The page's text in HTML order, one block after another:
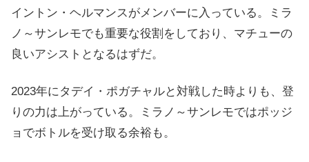
イントン・ヘルマンスがメンバーに入っている。ミラ
ノ～サンレモでも重要な役割をしており、マチューの
良いアシストとなるはずだ。
2023年にタデイ・ポガチャルと対戦した時よりも、登
りの力は上がっている。ミラノ～サンレモではポッジ
ョでボトルを受け取る余裕も。